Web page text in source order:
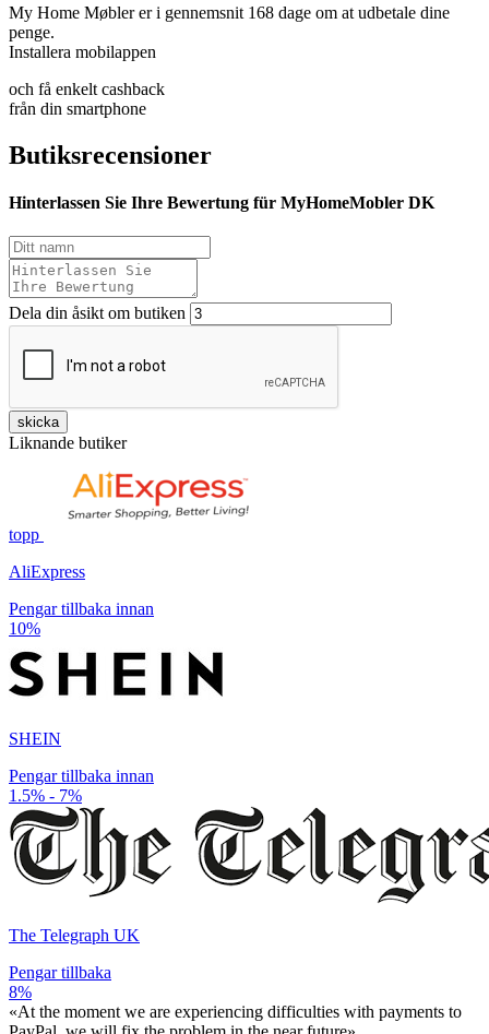
My Home Møbler er i gennemsnit 168 dage om at udbetale dine
penge.
Installera mobilappen
och få enkelt cashback
från din smartphone
Butiksrecensioner
Hinterlassen Sie Ihre Bewertung für MyHomeMobler DK
Dela din åsikt om butiken
skicka
Liknande butiker
topp
AliExpress
Pengar tillbaka innan
10%
SHEIN
Pengar tillbaka innan
1.5% - 7%
The Telegraph UK
Pengar tillbaka
8%
«At the moment we are experiencing difficulties with payments to